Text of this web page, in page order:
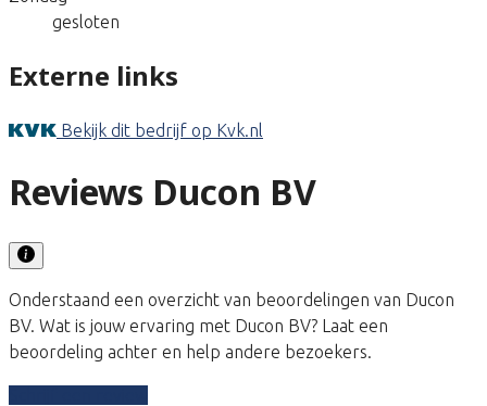
gesloten
Externe links
Bekijk dit bedrijf op Kvk.nl
Reviews Ducon BV
Onderstaand een overzicht van beoordelingen van Ducon
BV. Wat is jouw ervaring met Ducon BV? Laat een
beoordeling achter en help andere bezoekers.